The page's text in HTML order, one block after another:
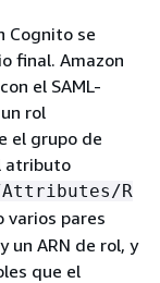
Cognito se
final. Amazon
con el SAML-
rol
el grupo de
atributo
Attributes/R
varios pares
un ARN de rol, y
que el